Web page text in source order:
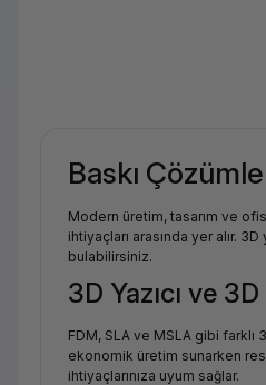
Baskı
Modern üretim, tasarım ve
ihtiyaçları arasında yer alır.
bulabilirsiniz.
3D Yazıcı ve
FDM, SLA ve MSLA gibi farklı
ekonomik üretim sunarken
ihtiyaçlarınıza uyum sağlar.